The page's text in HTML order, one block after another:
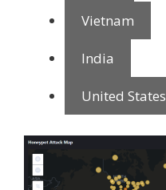
Vietnam
India
United States